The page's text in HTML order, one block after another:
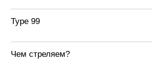
Type 99
Чем стреляем?